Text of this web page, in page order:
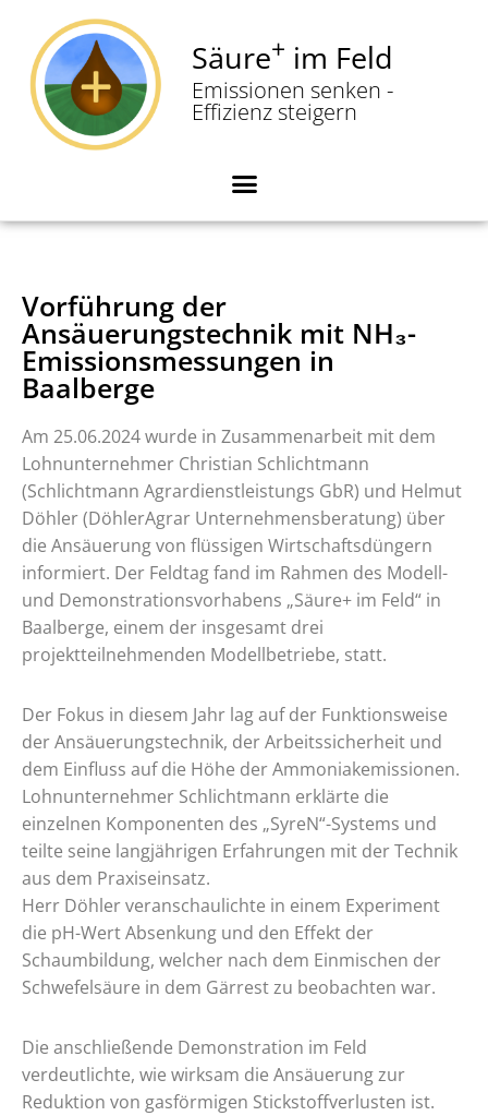
Zum
Inhalt
springen
Säure+ im Feld
Emissionen senken -
Effizienz steigern
Vorführung der
Ansäuerungstechnik mit NH₃-
Emissionsmessungen in
Baalberge
Am 25.06.2024 wurde in Zusammenarbeit mit dem
Lohnunternehmer Christian Schlichtmann
(Schlichtmann Agrardienstleistungs GbR) und Helmut
Döhler (DöhlerAgrar Unternehmensberatung) über
die Ansäuerung von flüssigen Wirtschaftsdüngern
informiert. Der Feldtag fand im Rahmen des Modell-
und Demonstrationsvorhabens „Säure+ im Feld“ in
Baalberge, einem der insgesamt drei
projektteilnehmenden Modellbetriebe, statt.
Der Fokus in diesem Jahr lag auf der Funktionsweise
der Ansäuerungstechnik, der Arbeitssicherheit und
dem Einfluss auf die Höhe der Ammoniakemissionen.
Lohnunternehmer Schlichtmann erklärte die
einzelnen Komponenten des „SyreN“-Systems und
teilte seine langjährigen Erfahrungen mit der Technik
aus dem Praxiseinsatz.
Herr Döhler veranschaulichte in einem Experiment
die pH-Wert Absenkung und den Effekt der
Schaumbildung, welcher nach dem Einmischen der
Schwefelsäure in dem Gärrest zu beobachten war.
Die anschließende Demonstration im Feld
verdeutlichte, wie wirksam die Ansäuerung zur
Reduktion von gasförmigen Stickstoffverlusten ist.